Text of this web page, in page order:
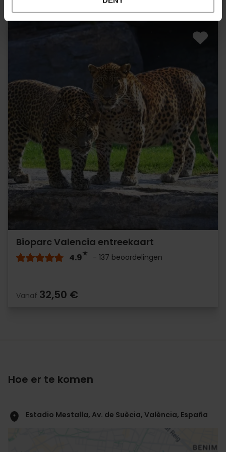
Bioparc Valencia entreekaart
4.9 - 137 beoordelingen
Vanaf 32,50 €
Hoe er te komen
Estadio Mestalla, Av. de Suècia, València, España